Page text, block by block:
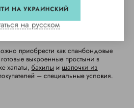
химическими веществами, не выделяет
среду.
приобрести как спанбондовые
готовые выкроенные простыни в
халаты, бахилы и шапочки из
– специальные условия.
НА УКРАИНСКИЙ
на русском